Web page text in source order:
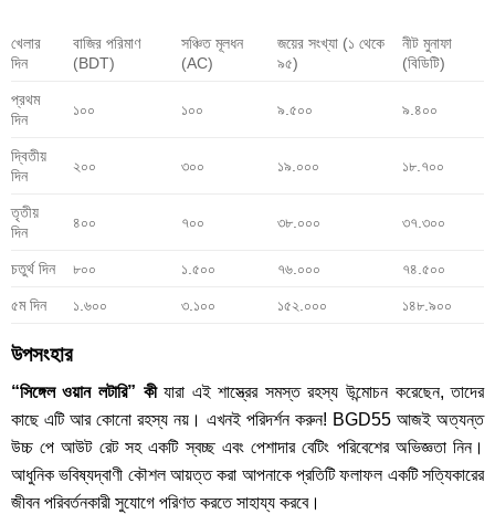
খেলার
দিন
বাজির পরিমাণ
(BDT)
সঞ্চিত মূলধন
(AC)
জয়ের সংখ্যা (১ থেকে
৯৫)
নীট মুনাফা
(বিডিটি)
প্রথম
দিন
১০০ ১০০ ৯.৫০০ ৯.৪০০
দ্বিতীয়
দিন
২০০ ৩০০ ১৯.০০০ ১৮.৭০০
তৃতীয়
দিন
৪০০ ৭০০ ৩৮.০০০ ৩৭.৩০০
চতুর্থ দিন ৮০০ ১.৫০০ ৭৬.০০০ ৭৪.৫০০
৫ম দিন ১.৬০০ ৩.১০০ ১৫২.০০০ ১৪৮.৯০০
উপসংহার
“সিঙ্গেল ওয়ান লটারি” কীযারা এই শাস্ত্রের সমস্ত রহস্য উন্মোচন করেছেন, তাদের
কাছে এটি আর কোনো রহস্য নয়। এখনই পরিদর্শন করুন! BGD55 আজই অত্যন্ত
উচ্চ পে আউট রেট সহ একটি স্বচ্ছ এবং পেশাদার বেটিং পরিবেশের অভিজ্ঞতা নিন।
আধুনিক ভবিষ্যদ্বাণী কৌশল আয়ত্ত করা আপনাকে প্রতিটি ফলাফল একটি সত্যিকারের
জীবন পরিবর্তনকারী সুযোগে পরিণত করতে সাহায্য করবে।